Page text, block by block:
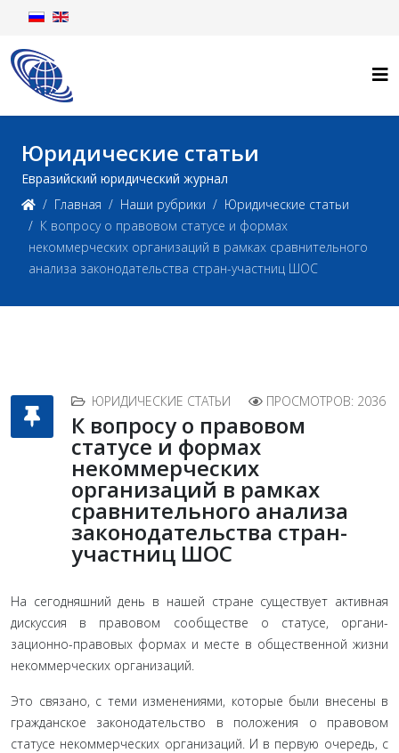
Юридические статьи
Евразийский юридический журнал
Главная
Наши рубрики
Юридические статьи
К вопросу о правовом статусе и формах
некоммерческих организаций в рамках сравнительного
анализа законодательства стран-участниц ШОС
ЮРИДИЧЕСКИЕ СТАТЬИ ПРОСМОТРОВ: 2036
К вопросу о правовом
статусе и формах
некоммерческих
организаций в рамках
сравнительного анализа
законодательства стран-
участниц ШОС
На сегодняшний день в нашей стране существует ак­тивная
дискуссия в правовом сообществе о статусе, органи­
зационно-правовых формах и месте в общественной жизни
некоммерческих организаций.
Это связано, с теми изменени­ями, которые были внесены в
гражданское законодательство в положения о правовом
статусе некоммерческих организа­ций. И в первую очередь, с